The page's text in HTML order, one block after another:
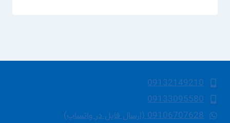
09132149210
09133095580
09106707628 (ارسال فایل در واتساپ)